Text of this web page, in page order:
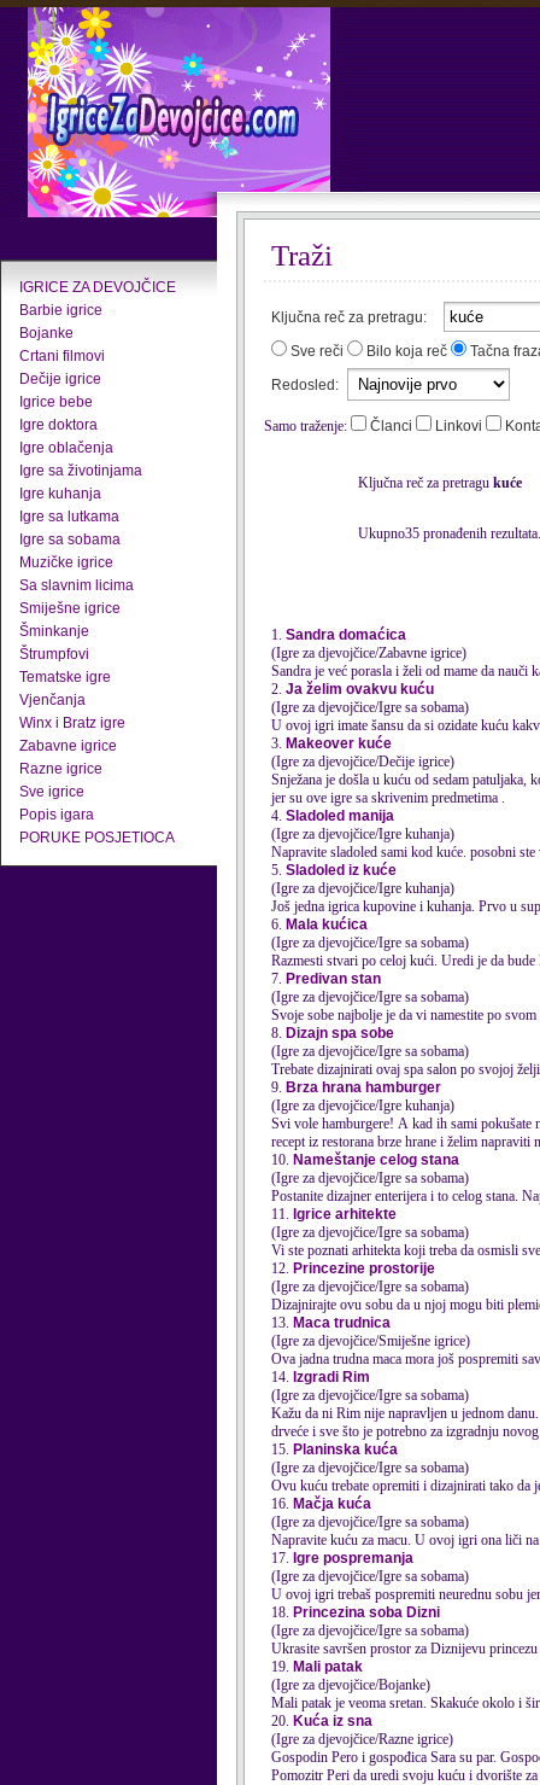
IGRICE ZA DEVOJČICE
Barbie igrice
Bojanke
Crtani filmovi
Dečije igrice
Igrice bebe
Igre doktora
Igre oblačenja
Igre sa životinjama
Igre kuhanja
Igre sa lutkama
Igre sa sobama
Muzičke igrice
Sa slavnim licima
Smiješne igrice
Šminkanje
Štrumpfovi
Tematske igre
Vjenčanja
Winx i Bratz igre
Zabavne igrice
Razne igrice
Sve igrice
Popis igara
PORUKE POSJETIOCA
Traži
Ključna reč za pretragu:
Sve reči
Bilo koja reč
Tačna
Redosled:
Samo traženje: Članci Linkovi
Ključna reč za pretragu kuće
Ukupno35 pronađenih rezultata.
1. Sandra domaćica
(Igre za djevojčice/Zabavne igrice)
Sandra je već porasla i želi od mame da nauči
2. Ja želim ovakvu kuću
(Igre za djevojčice/Igre sa sobama)
U ovoj igri imate šansu da si ozidate kuću
3. Makeover kuće
(Igre za djevojčice/Dečije igrice)
Snježana je došla u kuću od sedam patuljaka,
jer su ove igre sa skrivenim predmetima .
4. Sladoled manija
(Igre za djevojčice/Igre kuhanja)
Napravite sladoled sami kod kuće. posobni
5. Sladoled iz kuće
(Igre za djevojčice/Igre kuhanja)
Još jedna igrica kupovine i kuhanja. Prvo u
6. Mala kućica
(Igre za djevojčice/Igre sa sobama)
Razmesti stvari po celoj kući. Uredi je da
7. Predivan stan
(Igre za djevojčice/Igre sa sobama)
Svoje sobe najbolje je da vi namestite po
8. Dizajn spa sobe
(Igre za djevojčice/Igre sa sobama)
Trebate dizajnirati ovaj spa salon po svojoj
9. Brza hrana hamburger
(Igre za djevojčice/Igre kuhanja)
Svi vole hamburgere! A kad ih sami pokušate
recept iz restorana brze hrane i želim napraviti
10. Nameštanje celog stana
(Igre za djevojčice/Igre sa sobama)
Postanite dizajner enterijera i to celog stana.
11. Igrice arhitekte
(Igre za djevojčice/Igre sa sobama)
Vi ste poznati arhitekta koji treba da osmisli
12. Princezine prostorije
(Igre za djevojčice/Igre sa sobama)
Dizajnirajte ovu sobu da u njoj mogu biti
13. Maca trudnica
(Igre za djevojčice/Smiješne igrice)
Ova jadna trudna maca mora još pospremiti
14. Izgradi Rim
(Igre za djevojčice/Igre sa sobama)
Kažu da ni Rim nije napravljen u jednom
drveće i sve što je potrebno za izgradnju
15. Planinska kuća
(Igre za djevojčice/Igre sa sobama)
Ovu kuću trebate opremiti i dizajnirati tako da
16. Mačja kuća
(Igre za djevojčice/Igre sa sobama)
Napravite kuću za macu. U ovoj igri ona liči
17. Igre pospremanja
(Igre za djevojčice/Igre sa sobama)
U ovoj igri trebaš pospremiti neurednu sobu
18. Princezina soba Dizni
(Igre za djevojčice/Igre sa sobama)
Ukrasite savršen prostor za Diznijevu
19. Mali patak
(Igre za djevojčice/Bojanke)
Mali patak je veoma sretan. Skakuće okolo i
20. Kuća iz sna
(Igre za djevojčice/Razne igrice)
Gospodin Pero i gospođica Sara su par.
Pomozitr Peri da uredi svoju kuću i dvorište